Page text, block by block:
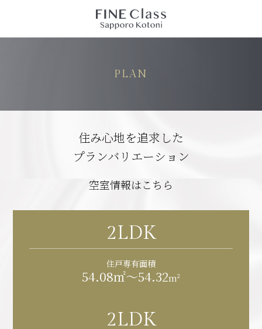
PLAN
住み心地を追求した
プランバリエーション
空室情報はこちら
2LDK
住戸専有面積
54.08㎡〜54.32m²
2LDK